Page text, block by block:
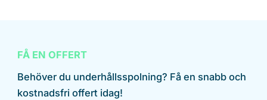
FÅ EN OFFERT
Behöver du underhållsspolning? Få en snabb och
kostnadsfri offert idag!